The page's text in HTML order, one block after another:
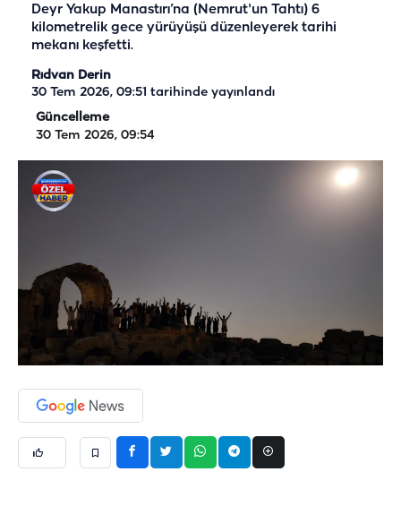
Deyr Yakup Manastırı’na (Nemrut'un Tahtı) 6
kilometrelik gece yürüyüşü düzenleyerek tarihi
mekanı keşfetti.
Rıdvan Derin
30 Tem 2026, 09:51 tarihinde yayınlandı
Güncelleme
30 Tem 2026, 09:54